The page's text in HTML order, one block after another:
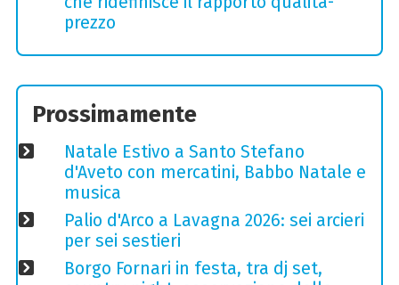
prezzo
Prossimamente
Natale Estivo a Santo Stefano
d'Aveto con mercatini, Babbo Natale e
musica
Palio d'Arco a Lavagna 2026: sei arcieri
per sei sestieri
Borgo Fornari in festa, tra dj set,